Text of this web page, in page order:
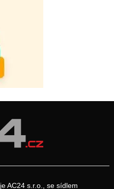
je AC24 s.r.o., se sídlem